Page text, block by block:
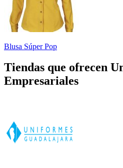
Blusa Súper Pop
Tiendas que ofrecen
Empresariales